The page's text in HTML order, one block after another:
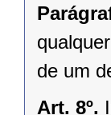
de um
Art. 8º.